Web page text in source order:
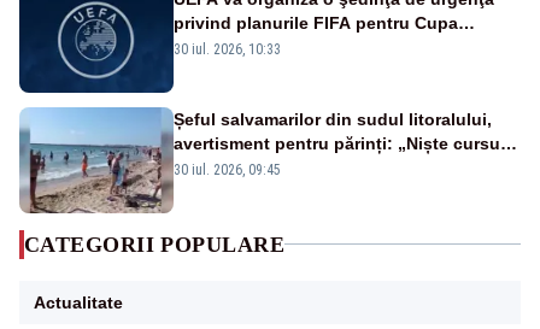
privind planurile FIFA pentru Cupa
Mondială
30 iul. 2026, 10:33
Șeful salvamarilor din sudul litoralului,
avertisment pentru părinți: „Niște cursuri
de înot la piscină nu sunt suficiente”
30 iul. 2026, 09:45
CATEGORII POPULARE
Actualitate